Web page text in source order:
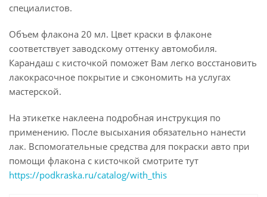
специалистов.
Объем флакона 20 мл. Цвет краски в флаконе
соответствует заводскому оттенку автомобиля.
Карандаш с кисточкой поможет Вам легко восстановить
лакокрасочное покрытие и сэкономить на услугах
мастерской.
На этикетке наклеена подробная инструкция по
применению. После высыхания обязательно нанести
лак. Вспомогательные средства для покраски авто при
помощи флакона с кисточкой смотрите тут
https://podkraska.ru/catalog/with_this